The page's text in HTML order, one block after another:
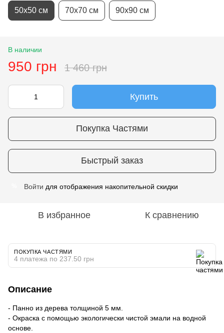
50х50 см 70х70 см 90х90 см
В наличии
950 грн 1 460 грн
Купить
Покупка Частями
Быстрый заказ
Войти для отображения накопительной скидки
В избранное К сравнению
ПОКУПКА ЧАСТЯМИ
4 платежа по 237.50 грн
Описание
- Панно из дерева толщиной 5 мм.
- Окраска с помощью экологически чистой эмали на водной
основе.